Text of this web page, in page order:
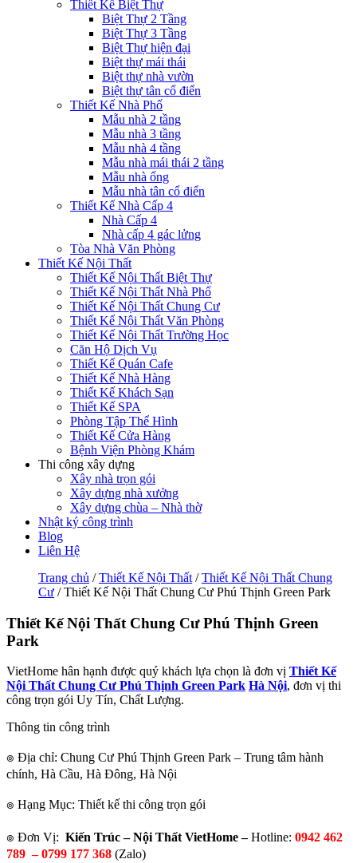
Thiết Kế Biệt Thự
Biệt Thự 2 Tầng
Biệt Thự 3 Tầng
Biệt Thự hiện đại
Biệt thự mái thái
Biệt thự nhà vườn
Biệt thự tân cổ điển
Thiết Kế Nhà Phố
Mẫu nhà 2 tầng
Mẫu nhà 3 tầng
Mẫu nhà 4 tầng
Mẫu nhà mái thái 2 tầng
Mẫu nhà ống
Mẫu nhà tân cổ điển
Thiết Kế Nhà Cấp 4
Nhà Cấp 4
Nhà cấp 4 gác lửng
Tòa Nhà Văn Phòng
Thiết Kế Nội Thất
Thiết Kế Nội Thất Biệt Thự
Thiết Kế Nội Thất Nhà Phố
Thiết Kế Nội Thất Chung Cư
Thiết Kế Nội Thất Văn Phòng
Thiết Kế Nội Thất Trường Học
Căn Hộ Dịch Vụ
Thiết Kế Quán Cafe
Thiết Kế Nhà Hàng
Thiết Kế Khách Sạn
Thiết Kế SPA
Phòng Tập Thể Hình
Thiết Kế Cửa Hàng
Bệnh Viện Phòng Khám
Thi công xây dựng
Xây nhà trọn gói
Xây dựng nhà xưởng
Xây dựng chùa – Nhà thờ
Nhật ký công trình
Blog
Liên Hệ
Trang chủ /Thiết Kế Nội Thất /Thiết Kế Nội Thất Chung
Cư / Thiết Kế Nội Thất Chung Cư Phú Thịnh Green Park
Thiết Kế Nội Thất Chung Cư Phú Thịnh Green
Park
VietHome hân hạnh được quý khách lựa chọn là đơn vị Thiết Kế
Nội Thất Chung Cư Phú Thịnh Green Park Hà Nội, đơn vị thi
công trọn gói Uy Tín, Chất Lượng.
Thông tin công trình
๏ Địa chỉ: Chung Cư Phú Thịnh Green Park – Trung tâm hành
chính, Hà Cầu, Hà Đông, Hà Nội
๏ Hạng Mục: Thiết kế thi công trọn gói
๏ Đơn Vị: Kiến Trúc – Nội Thất VietHome –Hotline: 0942 462
789 –0799 177 368 (Zalo)